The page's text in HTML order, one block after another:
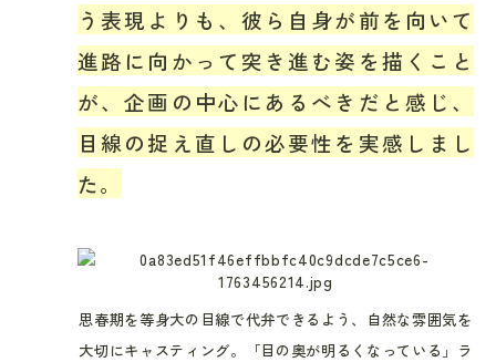
う表現よりも、彼ら自身が前を向いて
進路に向かって突き進む姿を描くこと
が、企画の中心にあるべきだと感じ、
目線の捉え直しの必要性を実感しまし
た。
思春期を等身大の目線で代弁できるよう、自然な雰囲気を
大切にキャスティング。「目の奥が明るくなっている」ラ